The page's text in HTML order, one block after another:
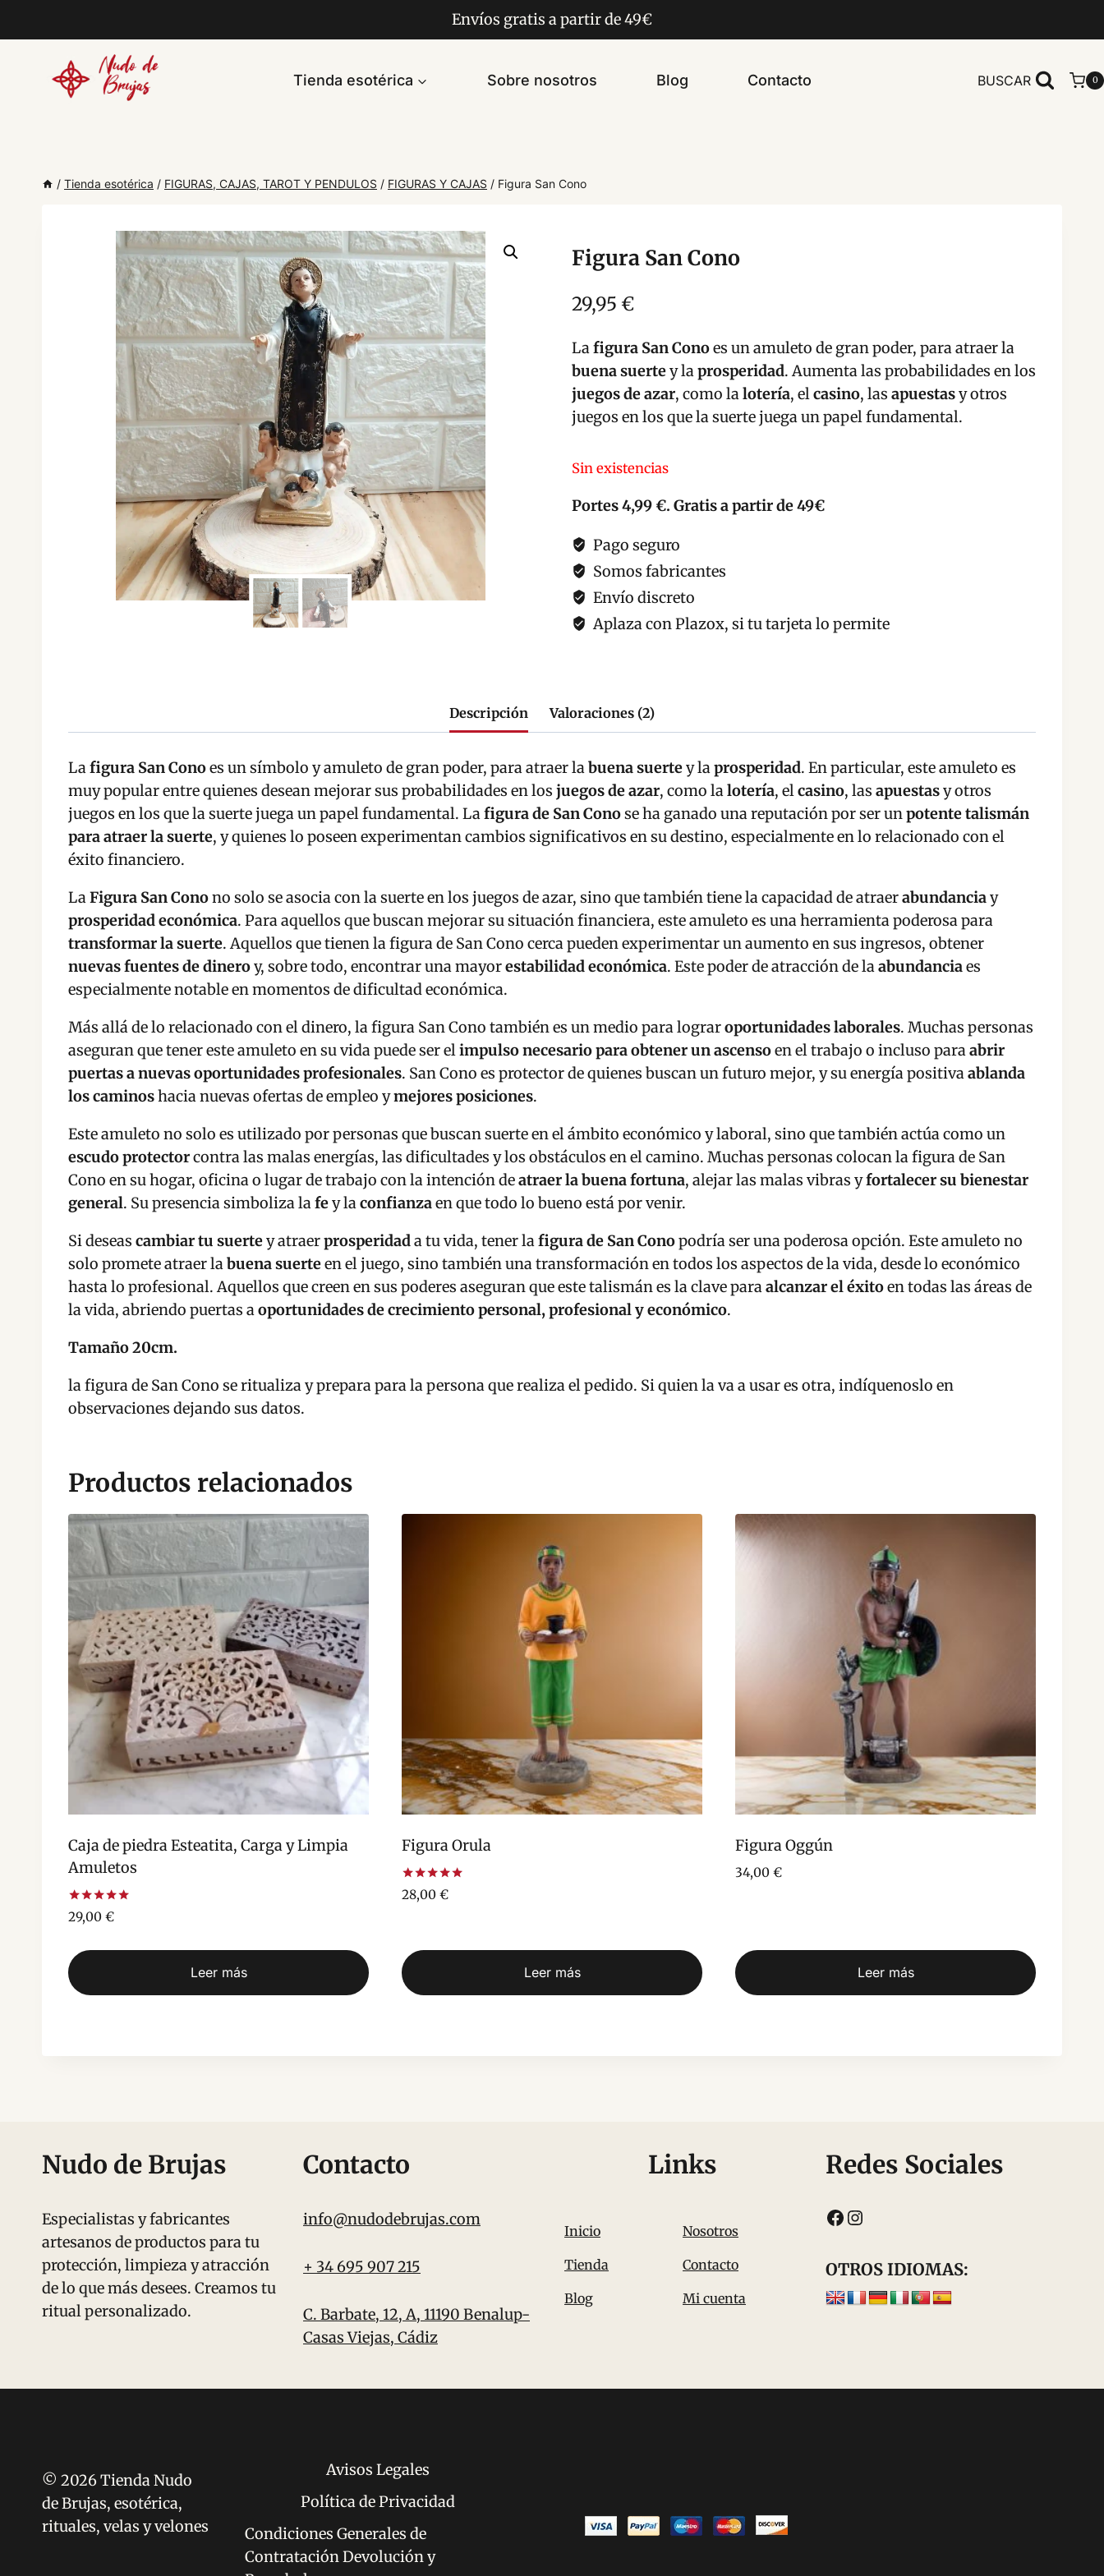
contenido
Envíos gratis a partir de 49€
Tienda esotérica Sobre nosotros Blog Contacto BUSCAR 0
/ Tienda esotérica / FIGURAS, CAJAS, TAROT Y PENDULOS / FIGURAS Y CAJAS / Figura San Cono
Figura San Cono
29,95 €
Lafigura San Conoes un amuleto de gran poder, para atraer la
buena suertey laprosperidad. Aumenta las probabilidades en los
juegos de azar, como lalotería, elcasino, las apuestasy otros
juegos en los que la suerte juega un papel fundamental.
Sin existencias
Portes 4,99 €. Gratis a partir de 49€
Pago seguro
Somos fabricantes
Envío discreto
Aplaza con Plazox, si tu tarjeta lo permite
Descripción Valoraciones (2)
Lafigura San Conoes un símbolo y amuleto de gran poder, para atraer labuena suertey laprosperidad. En particular, este amuleto es
muy popular entre quienes desean mejorar sus probabilidades en los juegos de azar, como lalotería, elcasino, las apuestasy otros
juegos en los que la suerte juega un papel fundamental. Lafigura de San Conose ha ganado una reputación por ser unpotente talismán
para atraer la suerte, y quienes lo poseen experimentan cambios significativos en su destino, especialmente en lo relacionado con el
éxito financiero.
LaFigura San Conono solo se asocia con la suerte en los juegos de azar, sino que también tiene la capacidad de atraerabundanciay
prosperidad económica. Para aquellos que buscan mejorar su situación financiera, este amuleto es una herramienta poderosa para
transformar la suerte. Aquellos que tienen la figura de San Cono cerca pueden experimentar un aumento en sus ingresos, obtener
nuevas fuentes de dineroy, sobre todo, encontrar una mayorestabilidad económica. Este poder de atracción de laabundanciaes
especialmente notable en momentos de dificultad económica.
Más allá de lo relacionado con el dinero, la figura San Cono también es un medio para lograroportunidades laborales. Muchas personas
aseguran que tener este amuleto en su vida puede ser elimpulso necesario para obtener un ascensoen el trabajo o incluso paraabrir
puertas a nuevas oportunidades profesionales. San Cono es protector de quienes buscan un futuro mejor, y su energía positivaablanda
los caminoshacia nuevas ofertas de empleo ymejores posiciones.
Este amuleto no solo es utilizado por personas que buscan suerte en el ámbito económico y laboral, sino que también actúa como un
escudo protectorcontra las malas energías, las dificultades y los obstáculos en el camino. Muchas personas colocan la figura de San
Cono en su hogar, oficina o lugar de trabajo con la intención deatraer la buena fortuna, alejar las malas vibras yfortalecer su bienestar
general. Su presencia simboliza lafey laconfianzaen que todo lo bueno está por venir.
Si deseas cambiar tu suertey atraerprosperidada tu vida, tener lafigura de San Conopodría ser una poderosa opción. Este amuleto no
solo promete atraer labuena suerteen el juego, sino también una transformación en todos los aspectos de la vida, desde lo económico
hasta lo profesional. Aquellos que creen en sus poderes aseguran que este talismán es la clave paraalcanzar el éxitoen todas las áreas de
la vida, abriendo puertas aoportunidades de crecimiento personal, profesional y económico.
Tamaño 20cm.
la figura de San Cono se ritualiza y prepara para la persona que realiza el pedido. Si quien la va a usar es otra, indíquenoslo en
observaciones dejando sus datos.
Productos relacionados
Caja de piedra Esteatita, Carga y Limpia
Amuletos
Valorado
con
de 5
29,00 €
Leer más
Figura Orula
Valorado
con
28,00 €
Leer más
Figura Oggún
34,00 €
Leer más
Nudo de Brujas
Especialistas y fabricantes
artesanos de productos para tu
protección, limpieza y atracción
de lo que más desees. Creamos tu
ritual personalizado.
Contacto
info@nudodebrujas.com
+ 34 695 907 215
C. Barbate, 12, A, 11190 Benalup-
Casas Viejas, Cádiz
Links
Inicio
Tienda
Blog
Nosotros
Contacto
Mi cuenta
Redes Sociales
Facebook
Instagram
OTROS IDIOMAS:
© 2026 Tienda Nudo
de Brujas, esotérica,
rituales, velas y velones
Avisos Legales
Política de Privacidad
Condiciones Generales de
Contratación Devolución y